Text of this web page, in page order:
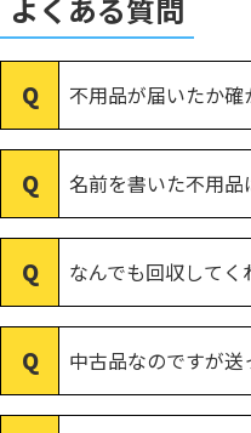
よくある質問
不用品が届いたか確
名前を書いた不用
なんでも回収してく
中古品なのですが送